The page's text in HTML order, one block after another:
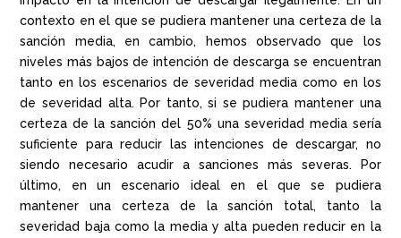
contexto en el que se pudiera mantener una certeza de la
sanción media, en cambio, hemos observado que los
niveles más bajos de intención de descarga se encuentran
tanto en los escenarios de severidad media como en los
de severidad alta. Por tanto, si se pudiera mantener una
certeza de la sanción del 50% una severidad media sería
suficiente para reducir las intenciones de descargar, no
siendo necesario acudir a sanciones más severas. Por
último, en un escenario ideal en el que se pudiera
mantener una certeza de la sanción total, tanto la
severidad baja como la media y alta pueden reducir en la